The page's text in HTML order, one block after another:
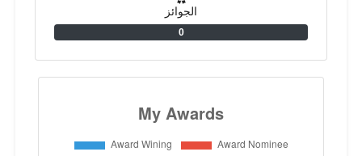
الجوائز
0